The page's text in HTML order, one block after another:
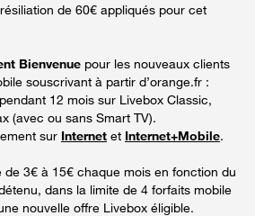
de 60€ appliqués pour cet
Bienvenue pour les nouveaux clients
souscrivant à partir d’orange.fr :
12 mois sur Livebox Classic,
(avec ou sans Smart TV).
sur Internet et Internet+Mobile.
de 3€ à 15€ chaque mois en fonction du
dans la limite de 4 forfaits mobile
nouvelle offre Livebox éligible.